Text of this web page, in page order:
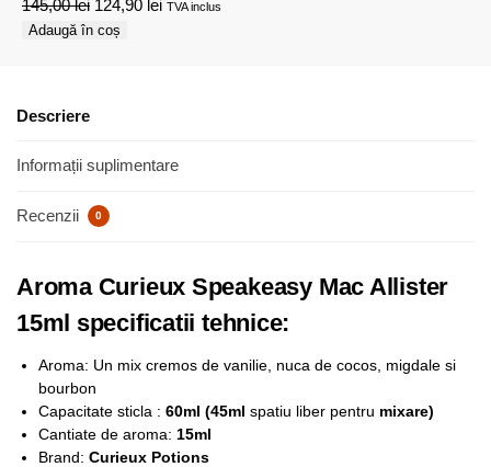
145,00lei 124,90 lei TVA inclus
Adaugă în coș
Descriere
Informații suplimentare
Recenzii 0
Aroma Curieux Speakeasy Mac Allister
15ml specificatii tehnice:
Aroma: Un mix cremos de vanilie, nuca de cocos, migdale si
bourbon
Capacitate sticla : 60ml (45ml spatiu liber pentru mixare)
Cantiate de aroma: 15ml
Brand: Curieux Potions